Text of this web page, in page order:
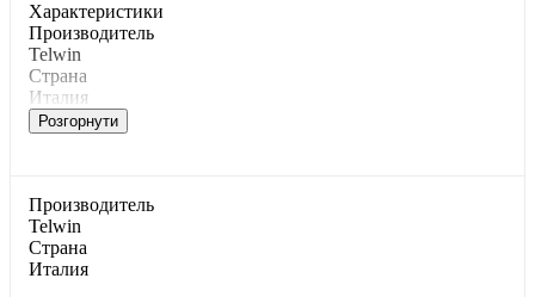
Характеристики
Производитель
Telwin
Страна
Италия
Розгорнути
Производитель
Telwin
Страна
Италия